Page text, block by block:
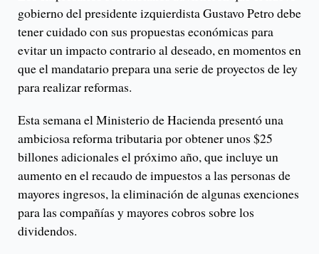
gobierno del presidente izquierdista Gustavo Petro debe
tener cuidado con sus propuestas económicas para
evitar un impacto contrario al deseado, en momentos en
que el mandatario prepara una serie de proyectos de ley
para realizar reformas.
Esta semana el Ministerio de Hacienda presentó una
ambiciosa reforma tributaria por obtener unos $25
billones adicionales el próximo año, que incluye un
aumento en el recaudo de impuestos a las personas de
mayores ingresos, la eliminación de algunas exenciones
para las compañías y mayores cobros sobre los
dividendos.